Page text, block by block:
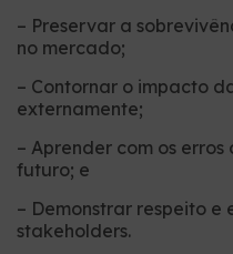
– Preservar a
no mercado;
– Contornar o impacto
externamente;
– Aprender com os
futuro; e
– Demonstrar respeito
stakeholders.